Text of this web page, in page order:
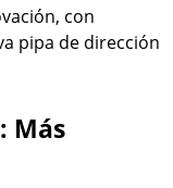
con
pipa de dirección
Más